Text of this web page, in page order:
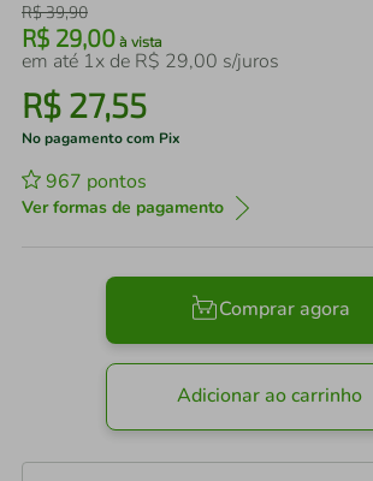
R$39,90
R$ 29,00 à vista
em até 1x de R$ 29,00 s/juros
R$ 27,55
No pagamento com Pix
967 pontos
Ver formas de pagamento
Comprar agora
Adicionar ao carrinho